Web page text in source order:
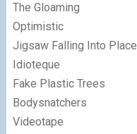
The Gloaming
Optimistic
Jigsaw Falling Into Place
Idioteque
Fake Plastic Trees
Bodysnatchers
Videotape